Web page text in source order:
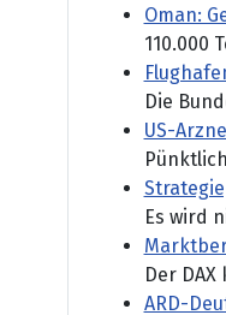
Oman:
110.000
Die
US-
Es wird
Der
ARD-